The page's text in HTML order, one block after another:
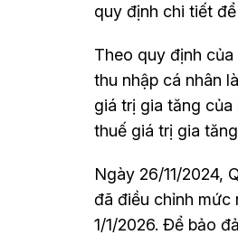
quy định chi tiết
Theo quy định
thu nhập cá nhân
giá trị gia tăng
thuế giá trị gia
Ngày 26/11/2024,
đã điều chỉnh mức
1/1/2026. Để bảo